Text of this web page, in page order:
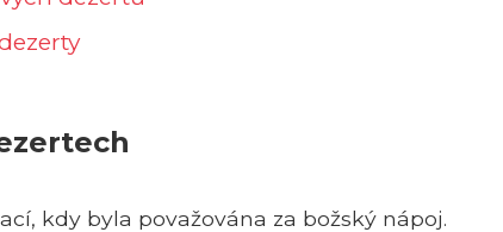
kdy byla považována za božský nápoj.